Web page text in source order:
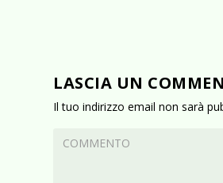
LASCIA UN
Il tuo indirizzo email non sarà